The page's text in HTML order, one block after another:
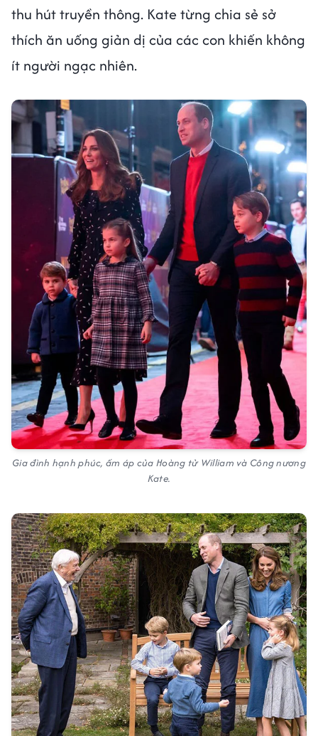
thu hút truyền thông. Kate từng chia sẻ sở
thích ăn uống giản dị của các con khiến không
ít người ngạc nhiên.
Gia đình hạnh phúc, ấm áp của Hoàng tử William và Công nương
Kate.